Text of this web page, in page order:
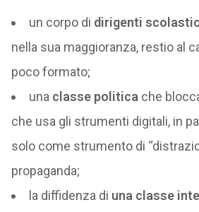
un corpo di dirigenti
nella sua maggioranza, restio al
poco formato;
una classe politica che
che usa gli strumenti digitali, in
solo come strumento di
propaganda;
la diffidenza di una classe